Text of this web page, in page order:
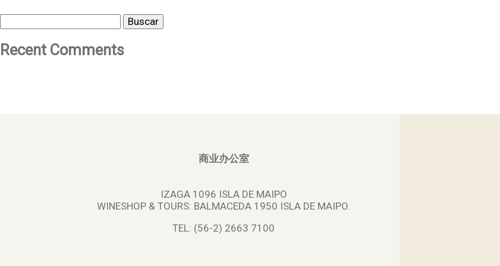
Buscar
Recent Comments
商业办公室
IZAGA 1096 ISLA DE MAIPO
WINESHOP & TOURS: BALMACEDA 1950 ISLA DE MAIPO.
TEL: (56-2) 2663 7100